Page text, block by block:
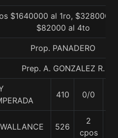
$1640000 al 1ro, $328000
$82000 al 4to
Prop. PANADERO
Prep. A. GONZALEZ R.
410 0/0
526
2
cpos